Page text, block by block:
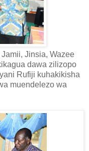
Jinsia, Wazee
dawa zilizopo
Rufiji kuhakikisha
muendelezo wa